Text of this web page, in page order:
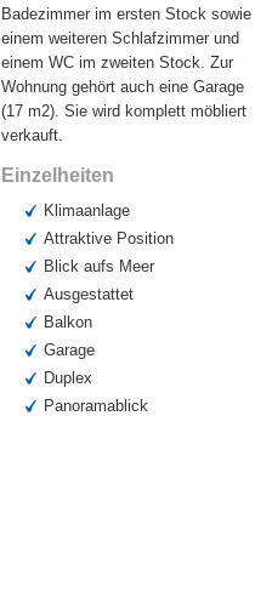
Badezimmer im ersten Stock sowie
einem weiteren Schlafzimmer und
einem WC im zweiten Stock. Zur
Wohnung gehört auch eine Garage
(17 m2). Sie wird komplett möbliert
verkauft.
Einzelheiten
Klimaanlage
Attraktive Position
Blick aufs Meer
Ausgestattet
Balkon
Garage
Duplex
Panoramablick